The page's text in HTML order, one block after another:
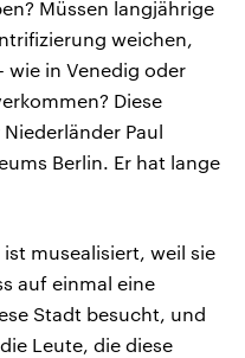
Müssen langjährige
weichen,
wie in Venedig oder
Diese
Paul
Berlin. Er hat lange
musealisiert, weil sie
auf einmal eine
Stadt besucht, und
Leute, die diese